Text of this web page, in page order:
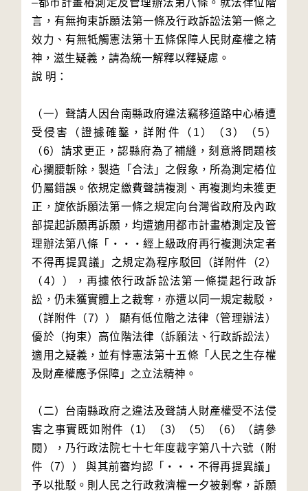
–都市計畫樁測定及管理辦法第八條。就法律位階
言，有無拘束訴願法第一條及行政訴訟法第一條之
效力、有無牴觸憲法第十五條保障人民財產權之精
神，滋生疑義，請為統一解釋以釋疑慮。
說 明：
（一）聲請人因台南縣政府違法竊移道路中心樁遭
受侵害（證據確鑿，詳附件（1）（3）（5）
（6）請求更正，認縣府為了補縫，刻意將問題核
心攔腰斬除，製造「合法」之假象，所為測定樁位
仍屬錯誤。依規定繳費聲請複測、再複測均未獲更
正，旋依訴願法第一條之規定向台灣省政府及內政
部提起訴願再訴願，均遭適用都市計畫樁測定及管
理辦法第八條「‧‧‧經上級政府再行複測決定者
不得再提異議」之規定為程序駁回（詳附件（2）
（4）），再據依行政訴訟法第一條提起行政訴
訟，仍未獲實體上之裁奪，亦遭以同一規定裁駁，
（詳附件（7）） 顯有低位階之法律（管理辦法）
優於（拘束）高位階法律（訴願法、行政訴訟法）
適用之疑義，並有悖憲法第十五條「人民之生存權
及財產權應予保障」之立法精神。
（二）台南縣政府之違法及聲請人財產權受不法侵
害之事實既如附件（1）（3）（5）（6）（請參
閱），乃行政法院七十七年度裁字第八十六號（附
件（7）） 與其前審均認「‧‧‧不得再提異議」
予以批駁。則人民之行政救濟權一夕被剝奪，訴願